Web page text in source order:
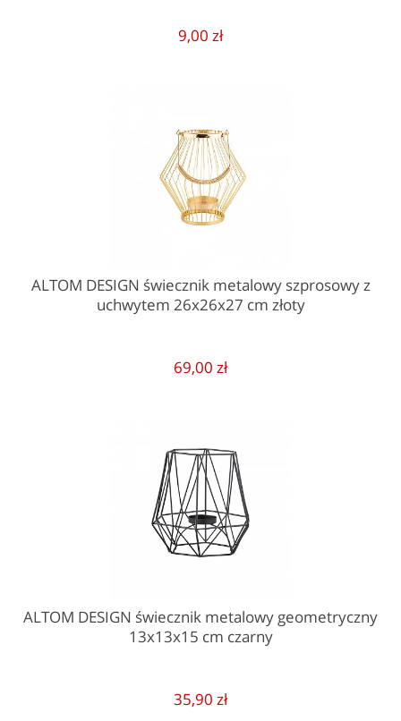
9,00 zł
ALTOM DESIGN świecznik metalowy szprosowy z
uchwytem 26x26x27 cm złoty
69,00 zł
ALTOM DESIGN świecznik metalowy geometryczny
13x13x15 cm czarny
35,90 zł